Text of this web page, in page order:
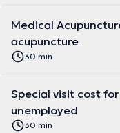
Medical
acupuncture
30 min
Special visit cost
unemployed
30 min